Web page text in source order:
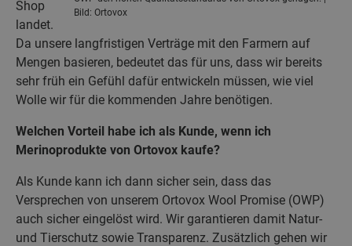
Bild: Ortovox
Shop
landet.
Da unsere langfristigen Verträge mit den Farmern auf
Mengen basieren, bedeutet das für uns, dass wir bereits
sehr früh ein Gefühl dafür entwickeln müssen, wie viel
Wolle wir für die kommenden Jahre benötigen.
Welchen Vorteil habe ich als Kunde, wenn ich
Merinoprodukte von Ortovox kaufe?
Als Kunde kann ich dann sicher sein, dass das
Versprechen von unserem Ortovox Wool Promise (OWP)
auch sicher eingelöst wird. Wir garantieren damit Natur-
und Tierschutz sowie Transparenz. Zusätzlich gehen wir